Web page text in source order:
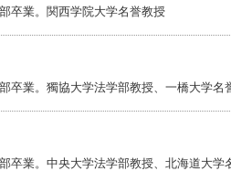
卒業。関西学院大学名誉教授
卒業。獨協大学法学部教授、一橋大学名
卒業。中央大学法学部教授、北海道大